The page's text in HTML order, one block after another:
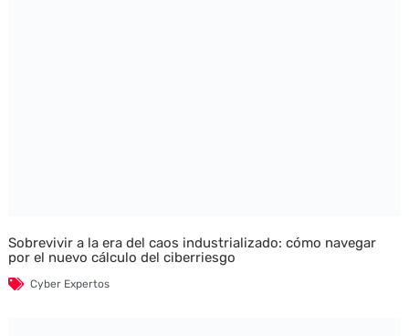
Sobrevivir a la era del caos industrializado: cómo navegar
por el nuevo cálculo del ciberriesgo
Cyber Expertos